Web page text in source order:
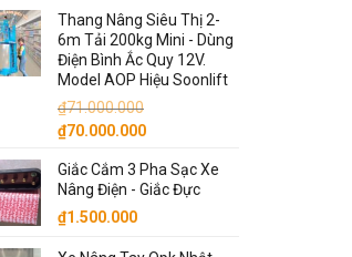
là:
₫13.500.000.
tại
là:
₫13.000.000.
Thang Nâng Siêu Thị 2-
6m Tải 200kg Mini - Dùng
Điện Bình Ắc Quy 12V.
Model AOP Hiệu Soonlift
₫71.000.000
Giá
là:
₫71.000.000.
₫70.000.000Giá
tại
là:
Giắc Cắm 3 Pha Sạc Xe
Nâng Điện - Giắc Đực
₫1.500.000